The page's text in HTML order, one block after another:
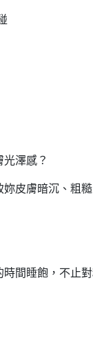
澤感？
皮膚暗沉、粗糙
間睡飽，不止